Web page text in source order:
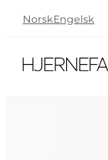
NorskEngelsk